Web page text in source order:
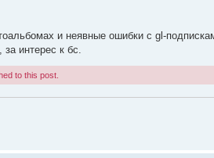
и неявные ошибки с gl-
интерес к бс.
to this post.